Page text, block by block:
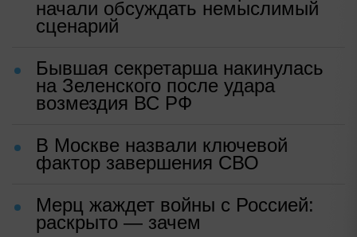
начали обсуждать немыслимый
сценарий
Бывшая секретарша накинулась
на Зеленского после удара
возмездия ВС РФ
В Москве назвали ключевой
фактор завершения СВО
Мерц жаждет войны с Россией:
раскрыто — зачем